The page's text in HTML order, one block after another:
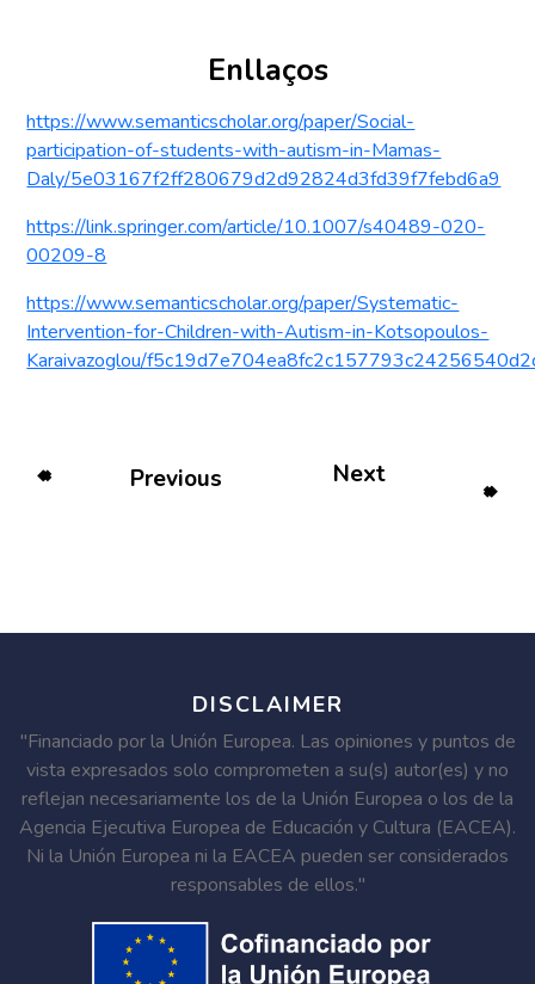
Enllaços
https://www.semanticscholar.org/paper/Social-
participation-of-students-with-autism-in-Mamas-
Daly/5e03167f2ff280679d2d92824d3fd39f7febd6a9
https://link.springer.com/article/10.1007/s40489-020-
00209-8
https://www.semanticscholar.org/paper/Systematic-
Intervention-for-Children-with-Autism-in-Kotsopoulos-
Karaivazoglou/
Previous Next
DISCLAIMER
"Financiado por la Unión Europea. Las opiniones y puntos de
vista expresados solo comprometen a su(s) autor(es) y no
reflejan necesariamente los de la Unión Europea o los de la
Agencia Ejecutiva Europea de Educación y Cultura (EACEA).
Ni la Unión Europea ni la EACEA pueden ser considerados
responsables de ellos."